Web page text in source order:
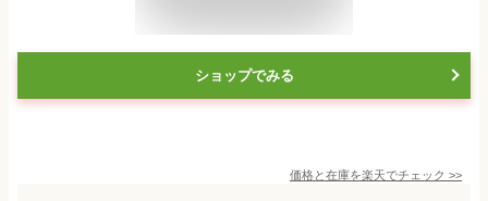
ショップでみる
価格と在庫を楽天でチェック >>